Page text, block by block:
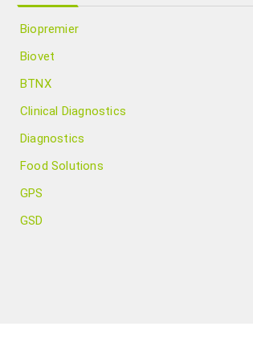
Biopremier
Biovet
BTNX
Clinical Diagnostics
Diagnostics
Food Solutions
GPS
GSD